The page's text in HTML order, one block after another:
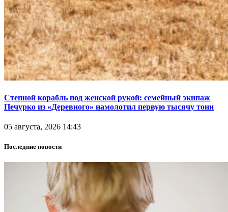
Степной корабль под женской рукой: семейный экипаж
Печурко из «Деревного» намолотил первую тысячу тонн
05 августа, 2026 14:43
Последние новости